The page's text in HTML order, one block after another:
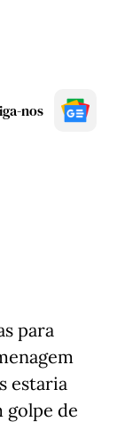
nos
para
estaria
golpe de